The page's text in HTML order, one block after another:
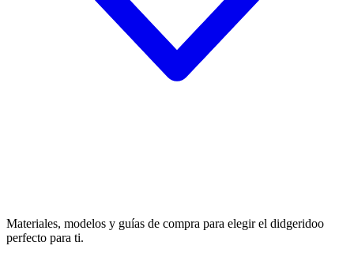
Materiales, modelos y guías de compra para elegir el didgeridoo
perfecto para ti.